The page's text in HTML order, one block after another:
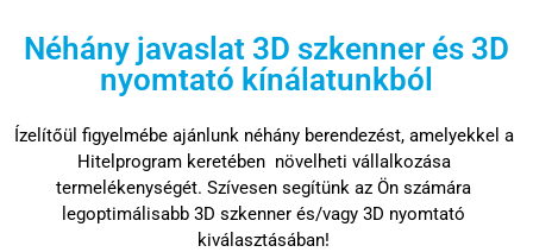
Néhány javaslat 3D szkenner és 3D
nyomtató kínálatunkból
Ízelítőül figyelmébe ajánlunk néhány berendezést, amelyekkel a
Hitelprogram keretében növelheti vállalkozása
termelékenységét. Szívesen segítünk az Ön számára
legoptimálisabb 3D szkenner és/vagy 3D nyomtató
kiválasztásában!